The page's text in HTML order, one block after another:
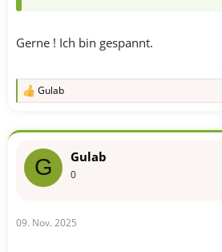
Gerne ! Ich bin gespannt.
R
k
o
:
Gulab
G Gulab
0
09. Nov. 2025